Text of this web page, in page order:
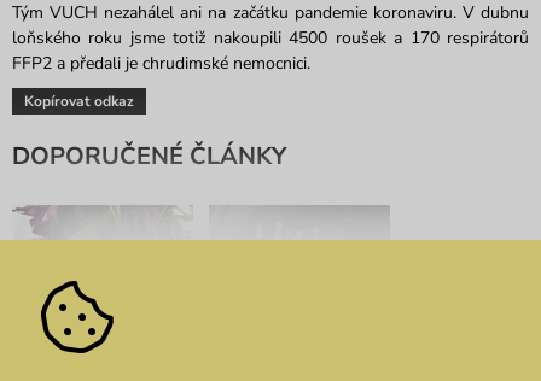
Tým VUCH nezahálel ani na začátku pandemie koronaviru. V dubnu
loňského roku jsme totiž nakoupili 4500 roušek a 170 respirátorů
FFP2 a předali je chrudimské nemocnici.
Kopírovat odkaz
DOPORUČENÉ ČLÁNKY